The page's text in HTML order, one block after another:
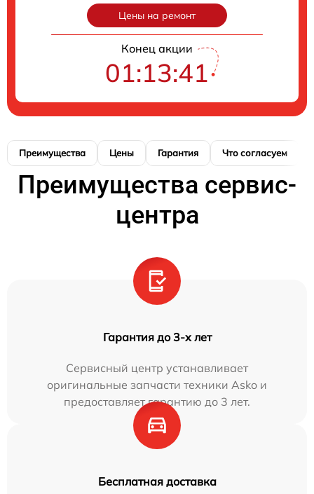
Цены на ремонт
Конец акции
01:13:40
Преимущества Цены Гарантия Что согласуем
Преимущества сервис-
центра
Гарантия до 3-х лет
Сервисный центр устанавливает
оригинальные запчасти техники Asko и
предоставляет гарантию до 3 лет.
Бесплатная доставка